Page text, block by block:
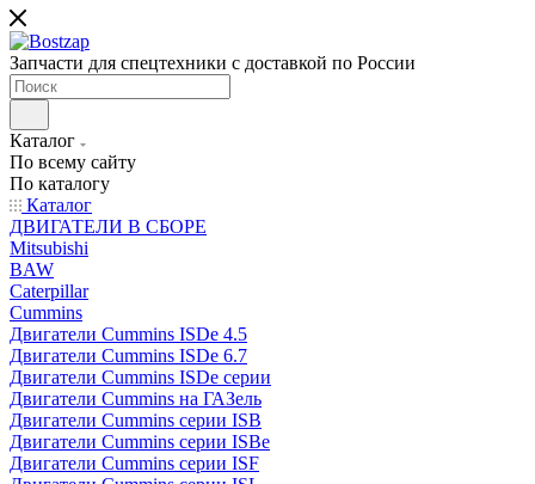
Запчасти для спецтехники с доставкой по России
Каталог
По всему сайту
По каталогу
Каталог
ДВИГАТЕЛИ В СБОРЕ
Mitsubishi
BAW
Caterpillar
Cummins
Двигатели Cummins ISDe 4.5
Двигатели Cummins ISDe 6.7
Двигатели Cummins ISDe серии
Двигатели Cummins на ГАЗель
Двигатели Cummins серии ISB
Двигатели Cummins серии ISBe
Двигатели Cummins серии ISF